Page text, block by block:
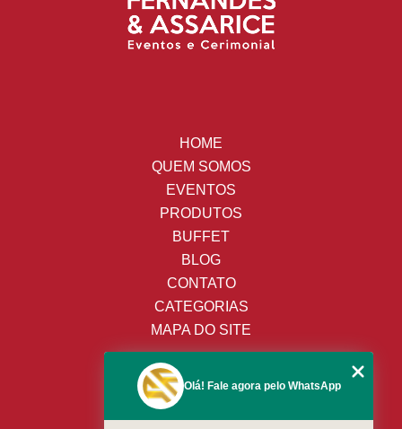
HOME
QUEM SOMOS
EVENTOS
PRODUTOS
BUFFET
BLOG
CONTATO
CATEGORIAS
MAPA DO SITE
(19) 3428-8443
(19) 99652-9009
(19) 99138-9153
Olá! Fale agora pelo WhatsApp